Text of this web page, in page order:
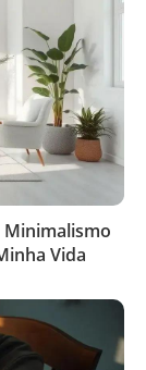
Minimalismo
Vida